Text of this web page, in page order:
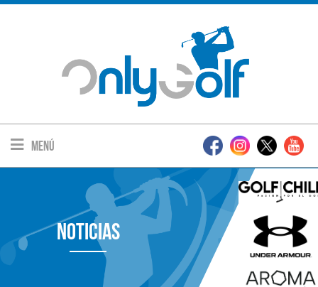
Menú
Noticias